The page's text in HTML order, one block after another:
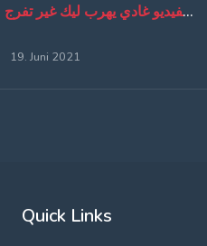
?? فهاد الفيديو غادي يهرب ليك غير تفرج على حسابي | MOROCCAN MEMES (ميمز مغربي)
19. Juni 2021
Quick Links